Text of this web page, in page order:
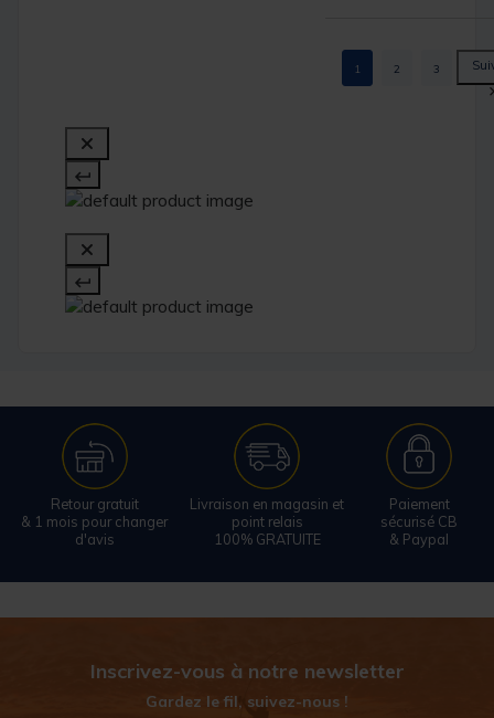
1 2 3
Retour gratuit
& 1 mois pour changer
d'avis
Livraison en magasin et
point relais
100% GRATUITE
Paiement
sécurisé CB
& Paypal
Inscrivez-vous à notre newsletter
Gardez le fil, suivez-nous !